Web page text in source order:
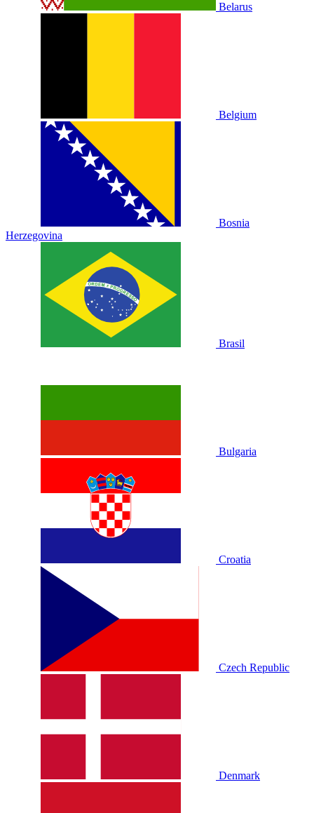
Belarus
Belgium
Bosnia
Herzegovina
Brasil
Bulgaria
Croatia
Czech Republic
Denmark